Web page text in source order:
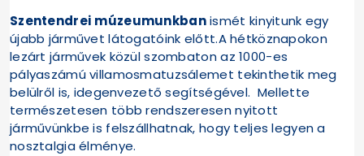
Szentendrei múzeumunkbanismét kinyitunk egy
újabb járművet látogatóink előtt.A hétköznapokon
lezárt járművek közül szombaton az 1000-es
pályaszámú villamosmatuzsálemet tekinthetik meg
belülről is, idegenvezető segítségével. Mellette
természetesen több rendszeresen nyitott
járművünkbe is felszállhatnak, hogy teljes legyen a
nosztalgia élménye.